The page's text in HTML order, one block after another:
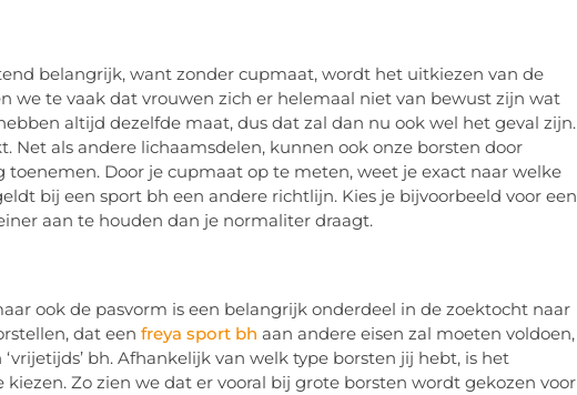
belangrijk, want zonder cupmaat, wordt het uitkiezen van de
we te vaak dat vrouwen zich er helemaal niet van bewust zijn wat
altijd dezelfde maat, dus dat zal dan nu ook wel het geval zijn.
Net als andere lichaamsdelen, kunnen ook onze borsten door
Door je cupmaat op te meten, weet je exact naar welke
bij een sport bh een andere richtlijn. Kies je bijvoorbeeld voor een
aan te houden dan je normaliter draagt.
ook de pasvorm is een belangrijk onderdeel in de zoektocht naar
dat een freya sport bh aan andere eisen zal moeten voldoen,
bh. Afhankelijk van welk type borsten jij hebt, is het
Zo zien we dat er vooral bij grote borsten wordt gekozen voor